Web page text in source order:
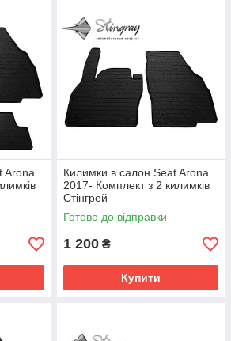
Arona
Килимки в салон Seat Arona
2017- Комплект з 2 килимків
Стінгрей
Готово до відправки
1 200 ₴
Купити